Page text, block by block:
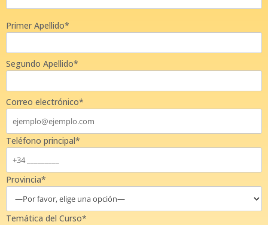
Primer Apellido*
Segundo Apellido*
Correo electrónico*
Teléfono principal*
Provincia*
Temática del Curso*